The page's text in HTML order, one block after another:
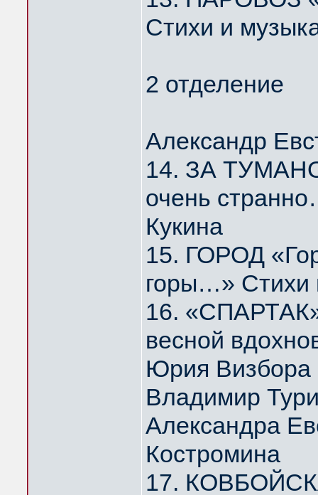
Стихи и
2 отделение
Александр
14. ЗА
очень
Кукина
15. ГОРОД
горы…» Стихи
16.
весной
Юрия Визбора
Владимир
Александра
Костромина
17.